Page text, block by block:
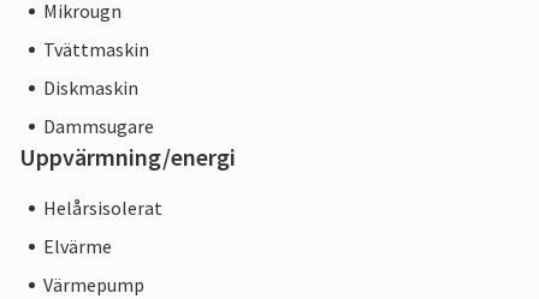
Mikrougn
Tvättmaskin
Diskmaskin
Dammsugare
Uppvärmning/energi
Helårsisolerat
Elvärme
Värmepump